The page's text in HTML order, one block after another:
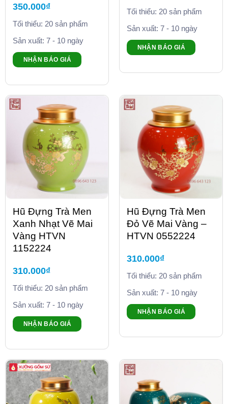
350.000₫
Tối thiểu: 20 sản phẩm
Sản xuất: 7 - 10 ngày
NHẬN BÁO GIÁ
Tối thiểu: 20 sản phẩm
Sản xuất: 7 - 10 ngày
NHẬN BÁO GIÁ
Hũ Đựng Trà Men
Xanh Nhạt Vẽ Mai
Vàng HTVN
1152224
310.000₫
Tối thiểu: 20 sản phẩm
Sản xuất: 7 - 10 ngày
NHẬN BÁO GIÁ
Hũ Đựng Trà Men
Đỏ Vẽ Mai Vàng –
HTVN 0552224
310.000₫
Tối thiểu: 20 sản phẩm
Sản xuất: 7 - 10 ngày
NHẬN BÁO GIÁ